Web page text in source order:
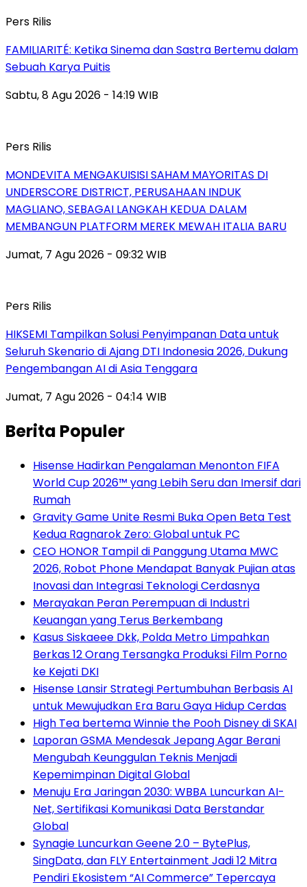
Pers Rilis
FAMILIARITÉ: Ketika Sinema dan Sastra Bertemu dalam
Sebuah Karya Puitis
Sabtu, 8 Agu 2026 - 14:19 WIB
Pers Rilis
MONDEVITA MENGAKUISISI SAHAM MAYORITAS DI
UNDERSCORE DISTRICT, PERUSAHAAN INDUK
MAGLIANO, SEBAGAI LANGKAH KEDUA DALAM
MEMBANGUN PLATFORM MEREK MEWAH ITALIA BARU
Jumat, 7 Agu 2026 - 09:32 WIB
Pers Rilis
HIKSEMI Tampilkan Solusi Penyimpanan Data untuk
Seluruh Skenario di Ajang DTI Indonesia 2026, Dukung
Pengembangan AI di Asia Tenggara
Jumat, 7 Agu 2026 - 04:14 WIB
Berita Populer
Hisense Hadirkan Pengalaman Menonton FIFA
World Cup 2026™ yang Lebih Seru dan Imersif dari
Rumah
Gravity Game Unite Resmi Buka Open Beta Test
Kedua Ragnarok Zero: Global untuk PC
CEO HONOR Tampil di Panggung Utama MWC
2026, Robot Phone Mendapat Banyak Pujian atas
Inovasi dan Integrasi Teknologi Cerdasnya
Merayakan Peran Perempuan di Industri
Keuangan yang Terus Berkembang
Kasus Siskaeee Dkk, Polda Metro Limpahkan
Berkas 12 Orang Tersangka Produksi Film Porno
ke Kejati DKI
Hisense Lansir Strategi Pertumbuhan Berbasis AI
untuk Mewujudkan Era Baru Gaya Hidup Cerdas
High Tea bertema Winnie the Pooh Disney di SKAI
Laporan GSMA Mendesak Jepang Agar Berani
Mengubah Keunggulan Teknis Menjadi
Kepemimpinan Digital Global
Menuju Era Jaringan 2030: WBBA Luncurkan AI-
Net, Sertifikasi Komunikasi Data Berstandar
Global
Synagie Luncurkan Geene 2.0 – BytePlus,
SingData, dan FLY Entertainment Jadi 12 Mitra
Pendiri Ekosistem “AI Commerce” Tepercaya